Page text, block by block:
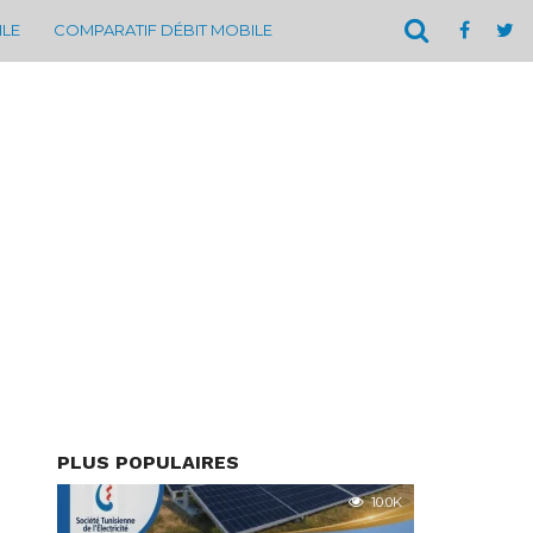
COMPARATIF DÉBIT MOBILE
PLUS POPULAIRES
10.0K